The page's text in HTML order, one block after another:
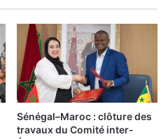
Sénégal–Maroc : clôture des
travaux du Comité inter-